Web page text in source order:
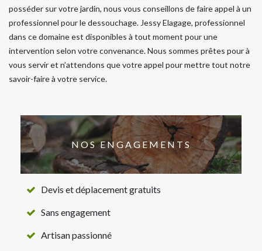
posséder sur votre jardin, nous vous conseillons de faire appel à un
professionnel pour le dessouchage. Jessy Elagage, professionnel
dans ce domaine est disponibles à tout moment pour une
intervention selon votre convenance. Nous sommes prêtes pour à
vous servir et n’attendons que votre appel pour mettre tout notre
savoir-faire à votre service.
NOS ENGAGEMENTS
Devis et déplacement gratuits
Sans engagement
Artisan passionné